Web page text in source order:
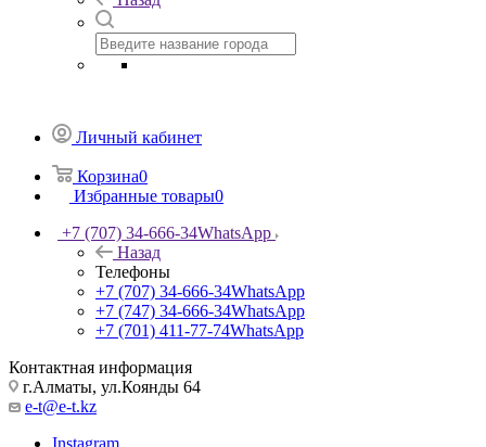
Личный кабинет
Корзина0
Избранные товары0
+7 (707) 34-666-34WhatsApp
Назад
Телефоны
+7 (707) 34-666-34WhatsApp
+7 (747) 34-666-34WhatsApp
+7 (701) 411-77-74WhatsApp
Контактная информация
г.Алматы, ул.Коянды 64
e-t@e-t.kz
Instagram